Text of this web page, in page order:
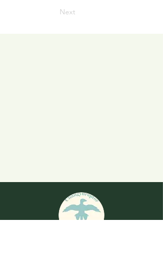
Next